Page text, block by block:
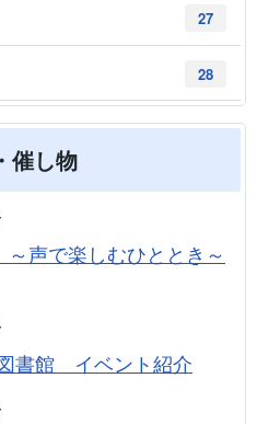
27
28
催し物
声で楽しむひととき～
書館 イベント紹介